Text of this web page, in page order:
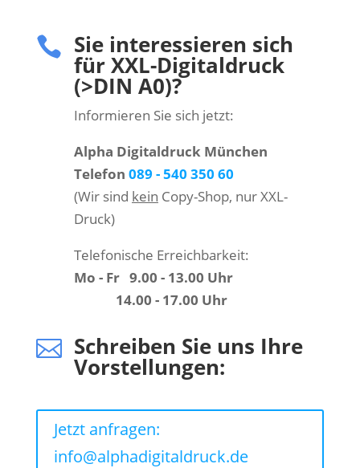
 Sie interessieren sich
für XXL-Digitaldruck
(>DIN A0)?
Informieren Sie sich jetzt:
Alpha Digitaldruck München
Telefon 089 - 540 350 60
(Wir sind kein Copy-Shop, nur XXL-
Druck)
Telefonische Erreichbarkeit:
Mo - Fr 9.00 - 13.00 Uhr
14.00 - 17.00 Uhr
 Schreiben Sie uns Ihre
Vorstellungen:
Jetzt anfragen:
info@alphadigitaldruck.de